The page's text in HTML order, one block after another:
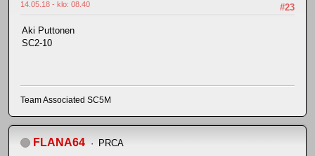
#23
14.05.18 - klo: 08.40
Aki Puttonen
SC2-10
Team Associated SC5M
FLANA64 PRCA